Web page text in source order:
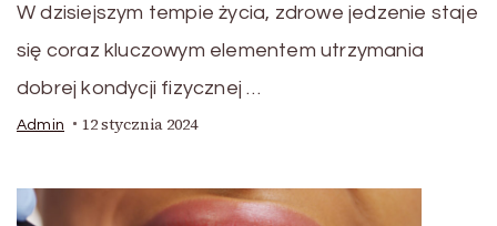
W dzisiejszym tempie życia, zdrowe jedzenie staje
się coraz kluczowym elementem utrzymania
dobrej kondycji fizycznej …
Admin 12 stycznia 2024